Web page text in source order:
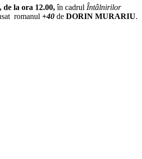
de la ora 12.00,în cadrul Întâlnirilor
romanul +40 de DORIN MURARIU.